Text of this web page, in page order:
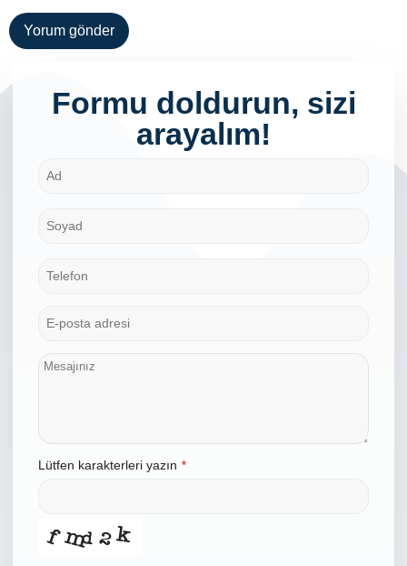
Formu doldurun, sizi
arayalım!
Lütfen karakterleri yazın *